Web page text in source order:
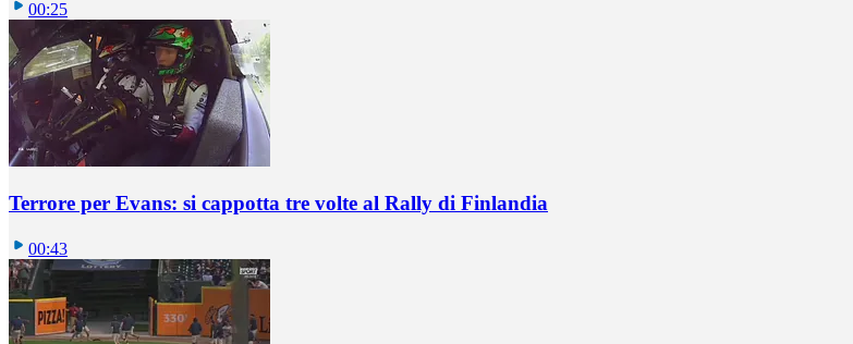
00:25
Terrore per Evans: si cappotta tre volte al Rally di Finlandia
00:43